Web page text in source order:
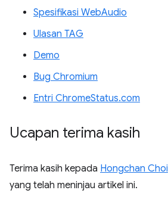
Spesifikasi WebAudio
Ulasan TAG
Demo
Bug Chromium
Entri ChromeStatus.com
Ucapan terima kasih
Terima kasih kepada Hongchan Choi
yang telah meninjau artikel ini.